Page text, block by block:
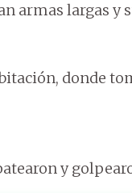
armas largas y
donde
y